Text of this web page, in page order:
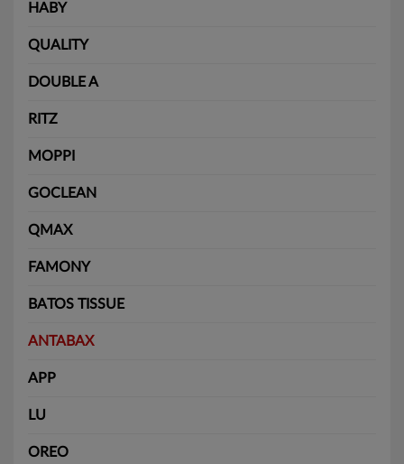
HABY
QUALITY
DOUBLE A
RITZ
MOPPI
GOCLEAN
QMAX
FAMONY
BATOS TISSUE
ANTABAX
APP
LU
OREO